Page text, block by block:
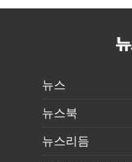
인상·격려금
커
뉴스
뉴스북
뉴스리듬